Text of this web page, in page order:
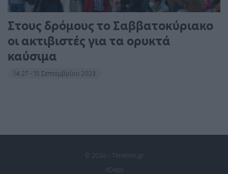
Στους δρόμους το Σαββατοκύριακο
οι ακτιβιστές για τα ορυκτά
καύσιμα
14:27 - 15 Σεπτεμβρίου 2023
© 2026 - Timeline.gr
ItDept